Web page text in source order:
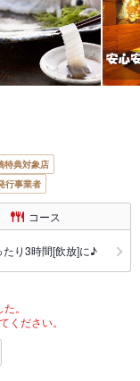
特典対象店
行事業者
コース
り3時間[飲放]に♪
。
ください。